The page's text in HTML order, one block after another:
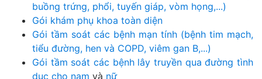
buồng trứng, phổi, tuyến giáp, vòm họng,...)
Gói khám phụ khoa toàn diện
Gói tầm soát các bệnh mạn tính (bệnh tim mạch,
tiểu đường, hen và COPD, viêm gan B,...)
Gói tầm soát các bệnh lây truyền qua đường tình
dục cho nam và nữ